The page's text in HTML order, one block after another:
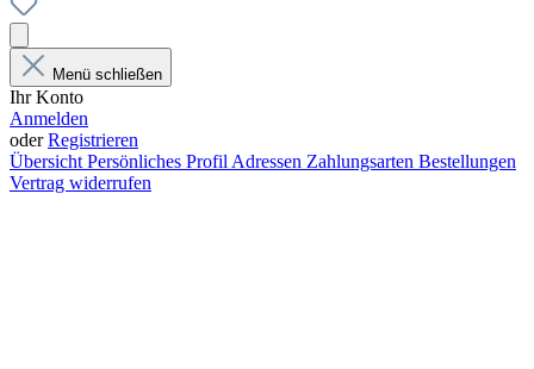
Menü schließen
Ihr Konto
Anmelden
oderRegistrieren
Übersicht Persönliches Profil Adressen Zahlungsarten Bestellungen
Vertrag widerrufen